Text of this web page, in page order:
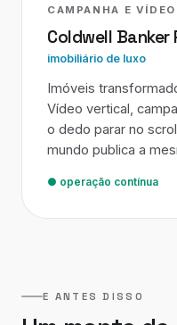
CAMPANHA E VÍDEO
Coldwell Banker
imobiliário de luxo
Imóveis
Vídeo vertical,
o dedo parar no
mundo publica a
● operação contínua
E ANTES DISSO